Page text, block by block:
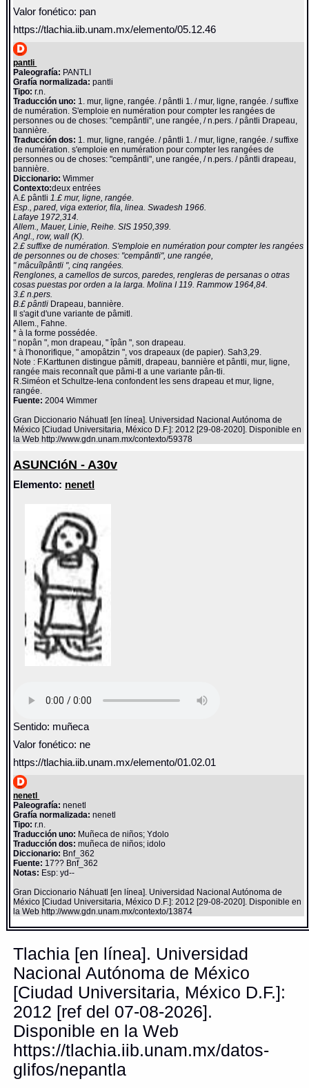
Valor fonético: pan
https://tlachia.iib.unam.mx/elemento/05.12.46
pantli
Paleografía: PANTLI
Grafía normalizada: pantli
Tipo: r.n.
Traducción uno: 1. mur, ligne, rangée. / pântli 1. / mur, ligne, rangée. / suffixe
de numération. S'emploie en numération pour compter les rangées de
personnes ou de choses: "cempântli", une rangée, / n.pers. / pântli Drapeau,
bannière.
Traducción dos: 1. mur, ligne, rangée. / pântli 1. / mur, ligne, rangée. / suffixe
de numération. s'emploie en numération pour compter les rangées de
personnes ou de choses: "cempântli", une rangée, / n.pers. / pântli drapeau,
bannière.
Diccionario:Wimmer
Contexto:deux entrées
A.£ pântli1.£ mur, ligne, rangée.
Esp., pared, viga exterior, fila, linea. Swadesh 1966.
Lafaye 1972,314.
Allem., Mauer, Linie, Reihe. SIS 1950,399.
Angl., row, wall (K).
2.£ suffixe de numération. S'emploie en numération pour compter les rangées
de personnes ou de choses: "cempântli", une rangée,
" mâcuîlpântli ", cinq rangées.
Renglones, a camellos de surcos, paredes, rengleras de persanas o otras
cosas puestas por orden a la larga. Molina I 119. Rammow 1964,84.
3.£ n.pers.
B.£ pântli Drapeau, bannière.
Il s'agit d'une variante de pâmitl.
Allem., Fahne.
* à la forme possédée.
" nopân ", mon drapeau, " îpân ", son drapeau.
* à l'honorifique, " amopâtzin ", vos drapeaux (de papier). Sah3,29.
Note : F.Karttunen distingue pâmitl, drapeau, bannière et pântli, mur, ligne,
rangée mais reconnaît que pâmi-tl a une variante pân-tli.
R.Siméon et Schultze-Iena confondent les sens drapeau et mur, ligne,
rangée.
Fuente: 2004 Wimmer
Gran Diccionario Náhuatl [en línea]. Universidad Nacional Autónoma de
México [Ciudad Universitaria, México D.F.]: 2012 [29-08-2020]. Disponible en
la Web http://www.gdn.unam.mx/contexto/59378
ASUNCIóN - A30v
Elemento: nenetl
Sentido: muñeca
Valor fonético: ne
https://tlachia.iib.unam.mx/elemento/01.02.01
nenetl
Paleografía: nenetl
Grafía normalizada: nenetl
Tipo: r.n.
Traducción uno: Muñeca de niños; Ydolo
Traducción dos: muñeca de niños; idolo
Diccionario: Bnf_362
Fuente: 17?? Bnf_362
Notas: Esp: yd--
Gran Diccionario Náhuatl [en línea]. Universidad Nacional Autónoma de
México [Ciudad Universitaria, México D.F.]: 2012 [29-08-2020]. Disponible en
la Web http://www.gdn.unam.mx/contexto/13874
Tlachia [en línea]. Universidad
Nacional Autónoma de México
[Ciudad Universitaria, México D.F.]:
2012 [ref del 07-08-2026].
Disponible en la Web
https://tlachia.iib.unam.mx/datos-
glifos/nepantla